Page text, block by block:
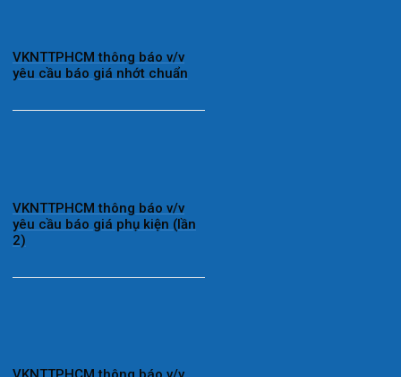
VKNTTPHCM thông báo v/v
yêu cầu báo giá nhớt chuẩn
VKNTTPHCM thông báo v/v
yêu cầu báo giá phụ kiện (lần
2)